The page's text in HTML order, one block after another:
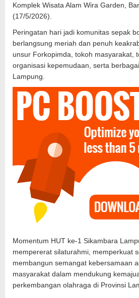
Komplek Wisata Alam Wira Garden,
(17/5/2026).
Peringatan hari jadi komunitas sepak
berlangsung meriah dan penuh
unsur Forkopimda, tokoh masyarakat,
organisasi kepemudaan, serta
Lampung.
Momentum HUT ke-1 Sikambara
mempererat silaturahmi, memperkuat
membangun semangat kebersamaan
masyarakat dalam mendukung
perkembangan olahraga di Provinsi